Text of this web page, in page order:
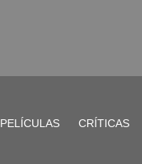
PELÍCULAS CRÍTICAS